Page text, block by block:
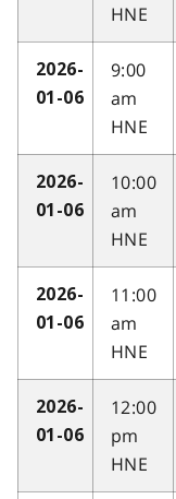
HNE
2026-
01-06
9:00
am
HNE
2026-
01-06
10:00
am
HNE
2026-
01-06
11:00
am
HNE
2026-
01-06
12:00
pm
HNE